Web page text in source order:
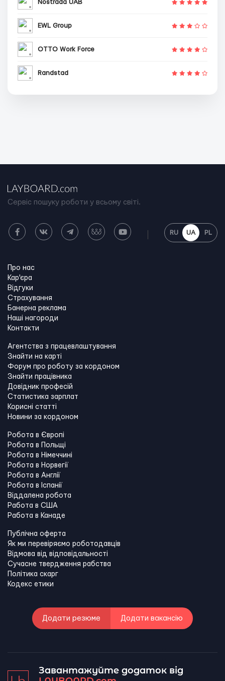
Nostrada UAB
EWL Group
OTTO Work Force
Randstad
Сервіс пошуку роботи у всьому світі.
RU UA PL
Про нас
Кар'єра
Відгуки
Страхування
Банерна реклама
Наші нагороди
Контакти
Агентства з працевлаштування
Знайти на карті
Форум про роботу за кордоном
Знайти працівника
Довідник професій
Статистика зарплат
Корисні статті
Новини за кордоном
Робота в Європі
Робота в Польщі
Робота в Німеччині
Робота в Норвегії
Робота в Англії
Робота в Іспанії
Віддалена робота
Работа в США
Работа в Канадe
Публічна оферта
Як ми перевіряємо роботодавців
Відмова від відповідальності
Сучасне твердження рабства
Політика скарг
Кодекс етики
Додати резюме Додати вакансію
Завантажуйте додаток від